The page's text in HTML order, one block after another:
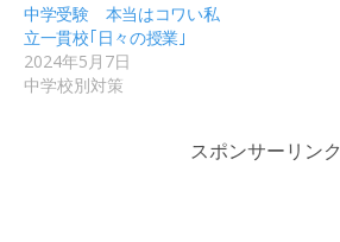
中学受験 本当はコワい私
立一貫校｢日々の授業｣
2024年5月7日
中学校別対策
スポンサーリンク